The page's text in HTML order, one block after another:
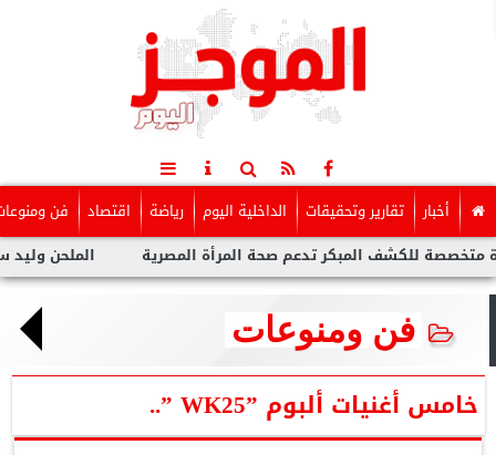
أخبار تقارير وتحقيقات الداخلية اليوم رياضة اقتصاد فن
الملحن وليد سعد : للكشف المبكر تدعم صحة المرأة المصرية
فن ومنوعات
خامس أغنيات ألبوم ”WK25 ”..